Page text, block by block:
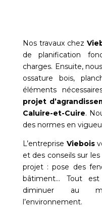
Nos travaux chez
de planification
charges. Ensuite,
ossature bois,
éléments
projet
Caluire-et-Cuire.
des normes en
L’entreprise Viebois
et des conseils sur
projet : pose des
bâtiment… Tout
diminuer au
l’environnement.